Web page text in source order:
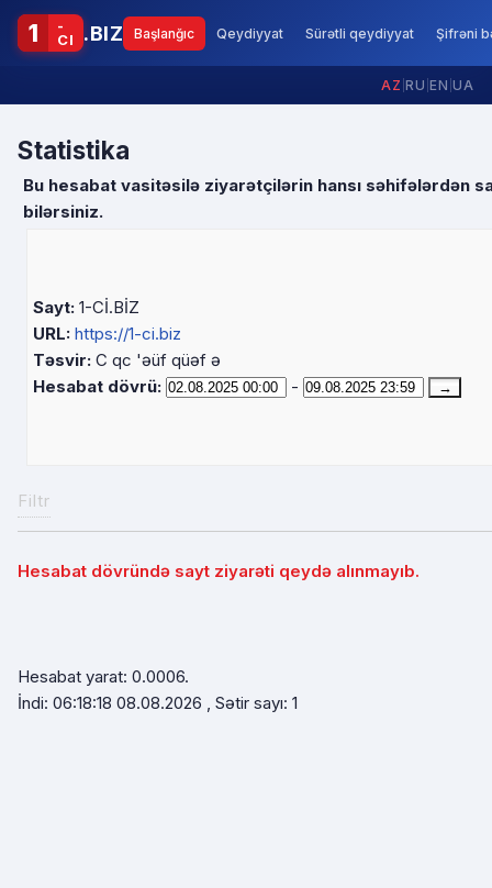
1
-
CI
.BIZ Başlanğıc Qeydiyyat Sürətli qeydiyyat Şifrəni
AZ RU EN UA
Statistika
Bu hesabat vasitəsilə ziyarətçilərin hansı səhifələrdən
bilərsiniz.
Sayt: 1-Cİ.BİZ
URL: https://1-ci.biz
Təsvir: C qc 'əüf qüəf ə
Hesabat dövrü:
-
Filtr
Hesabat dövründə sayt ziyarəti qeydə alınmayıb.
Hesabat yarat: 0.0006.
İndi: 06:18:18 08.08.2026 , Sətir sayı: 1